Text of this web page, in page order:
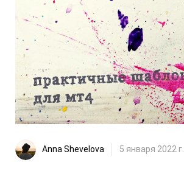
Anna Shevelova 5 января 2022 г.